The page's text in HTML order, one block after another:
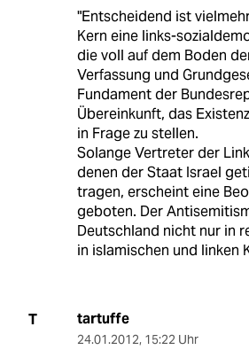
"Entscheidend ist
Kern eine links-
die voll auf dem Boden
Verfassung und
Fundament der
Übereinkunft, das
in Frage zu stellen.
Solange Vertreter der
denen der Staat Israel
tragen, erscheint eine
geboten. Der
Deutschland nicht nur in
in islamischen und linken
T tartuffe
24.01.2012, 15:22 Uhr